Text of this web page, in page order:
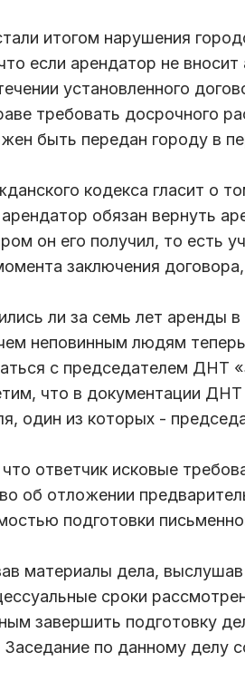
итогом нарушения
если арендатор не
установленного
требовать досрочного
быть передан городу в
кодекса гласит о
обязан вернуть
он его получил, то есть
заключения
ли за семь лет аренды
неповинным людям
с председателем ДНТ
что в документации
один из которых -
ответчик исковые
об отложении
подготовки
материалы дела,
сроки
завершить подготовку
Заседание по данному делу